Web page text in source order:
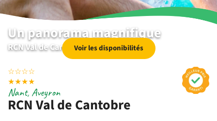
Un panorama magnifique
RCN Val de Cantobre | Nant | Aveyron
Voir les disponibilités
☆☆☆☆
★★★★
RCN Val de Cantobre
Nant, Aveyron